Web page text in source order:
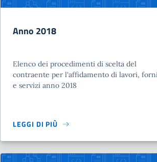
Anno 2018
Elenco dei procedimenti di scelta del
contraente per l'affidamento di lavori,
e servizi anno 2018
LEGGI DI PIÙ